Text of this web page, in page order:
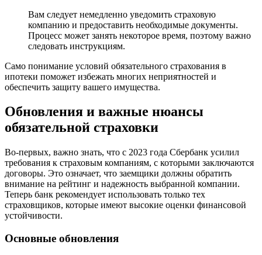
Вам следует немедленно уведомить страховую
компанию и предоставить необходимые документы.
Процесс может занять некоторое время, поэтому важно
следовать инструкциям.
Само понимание условий обязательного страхования в
ипотеки поможет избежать многих неприятностей и
обеспечить защиту вашего имущества.
Обновления и важные нюансы
обязательной страховки
Во-первых, важно знать, что с 2023 года Сбербанк усилил
требования к страховым компаниям, с которыми заключаются
договоры. Это означает, что заемщики должны обратить
внимание на рейтинг и надежность выбранной компании.
Теперь банк рекомендует использовать только тех
страховщиков, которые имеют высокие оценки финансовой
устойчивости.
Основные обновления